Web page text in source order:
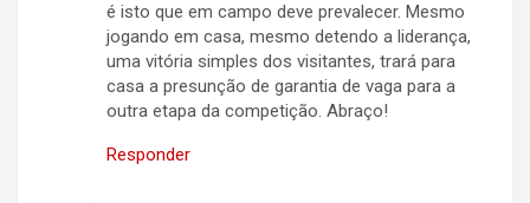
é isto que em campo deve prevalecer. Mesmo
jogando em casa, mesmo detendo a liderança,
uma vitória simples dos visitantes, trará para
casa a presunção de garantia de vaga para a
outra etapa da competição. Abraço!
Responder